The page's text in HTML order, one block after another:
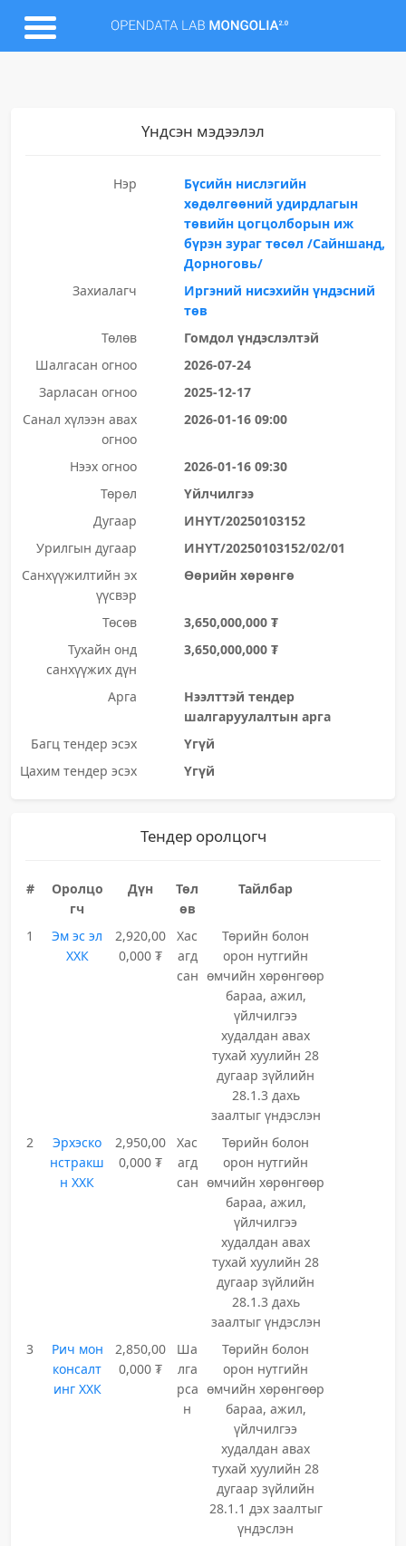
Үндсэн мэдээлэл
Нэр
Бүсийн нислэгийн
хөдөлгөөний удирдлагын
төвийн цогцолборын иж
бүрэн зураг төсөл /Сайншанд,
Дорноговь/
Захиалагч
Иргэний нисэхийн үндэсний
төв
Төлөв
Гомдол үндэслэлтэй
Шалгасан огноо
2026-07-24
Зарласан огноо
2025-12-17
Санал хүлээн авах
огноо
2026-01-16 09:00
Нээх огноо
2026-01-16 09:30
Төрөл
Үйлчилгээ
Дугаар
ИНҮТ/20250103152
Урилгын дугаар
ИНҮТ/20250103152/02/01
Санхүүжилтийн эх
үүсвэр
Өөрийн хөрөнгө
Төсөв
3,650,000,000 ₮
Тухайн онд
санхүүжих дүн
3,650,000,000 ₮
Арга
Нээлттэй тендер
шалгаруулалтын арга
Багц тендер эсэх
Үгүй
Цахим тендер эсэх
Үгүй
Тендер оролцогч
#
Оролцо
гч
Дүн
Төл
өв
Тайлбар
1
Эм эс эл
ХХК
2,920,00
0,000 ₮
Хас
агд
сан
Төрийн болон
орон нутгийн
өмчийн хөрөнгөөр
бараа, ажил,
үйлчилгээ
худалдан авах
тухай хуулийн 28
дугаар зүйлийн
28.1.3 дахь
заалтыг үндэслэн
2
Эрхэско
нстракш
н ХХК
2,950,00
0,000 ₮
Хас
агд
сан
Төрийн болон
орон нутгийн
өмчийн хөрөнгөөр
бараа, ажил,
үйлчилгээ
худалдан авах
тухай хуулийн 28
дугаар зүйлийн
28.1.3 дахь
заалтыг үндэслэн
3
Рич мон
консалт
инг ХХК
2,850,00
0,000 ₮
Ша
лга
рса
н
Төрийн болон
орон нутгийн
өмчийн хөрөнгөөр
бараа, ажил,
үйлчилгээ
худалдан авах
тухай хуулийн 28
дугаар зүйлийн
28.1.1 дэх заалтыг
үндэслэн